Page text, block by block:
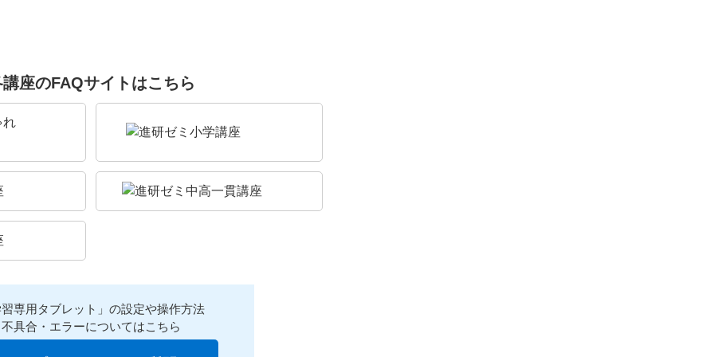
座のFAQサイトはこちら
専用タブレット」の設定や操作方法
不具合・エラーについてはこちら